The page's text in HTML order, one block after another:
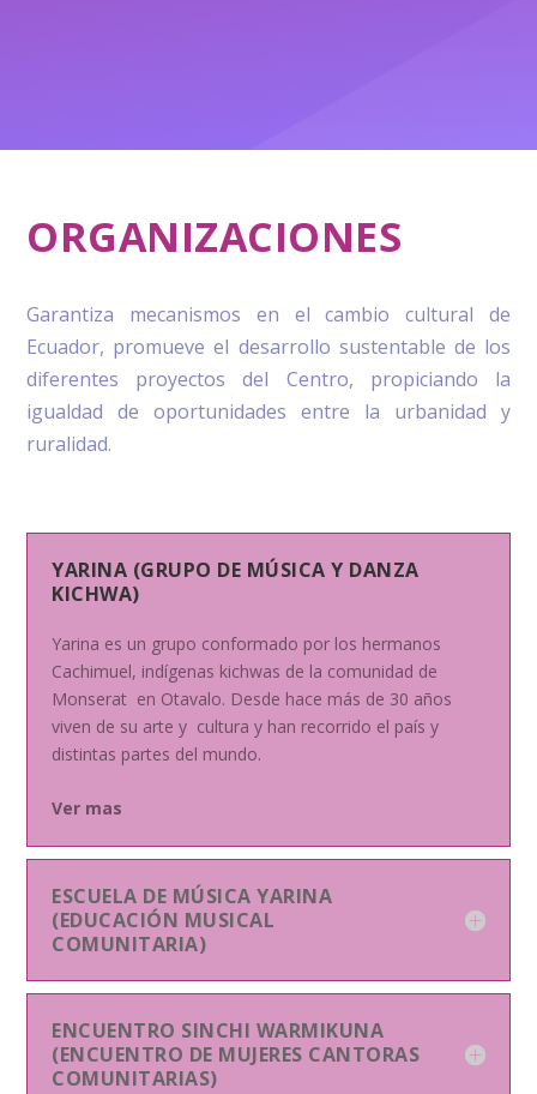
ORGANIZACIONES
Garantiza mecanismos en el cambio cultural de
Ecuador, promueve el desarrollo sustentable de los
diferentes proyectos del Centro, propiciando la
igualdad de oportunidades entre la urbanidad y
ruralidad.
YARINA (GRUPO DE MÚSICA Y DANZA
KICHWA)
Yarina es un grupo conformado por los hermanos
Cachimuel, indígenas kichwas de la comunidad de
Monserat en Otavalo. Desde hace más de 30 años
viven de su arte y cultura y han recorrido el país y
distintas partes del mundo.
Ver mas
ESCUELA DE MÚSICA YARINA
(EDUCACIÓN MUSICAL
COMUNITARIA)
ENCUENTRO SINCHI WARMIKUNA
(ENCUENTRO DE MUJERES CANTORAS
COMUNITARIAS)